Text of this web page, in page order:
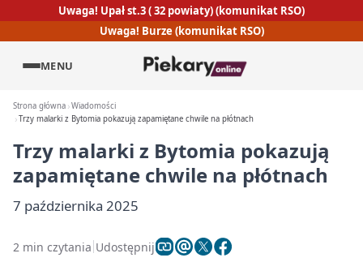
Uwaga! Upał st.3 ( 32 powiaty) (komunikat RSO)
Uwaga! Burze (komunikat RSO)
MENU
Strona główna Wiadomości
Trzy malarki z Bytomia pokazują zapamiętane chwile na płótnach
Trzy malarki z Bytomia pokazują
zapamiętane chwile na płótnach
7 października 2025
2 min czytania Udostępnij